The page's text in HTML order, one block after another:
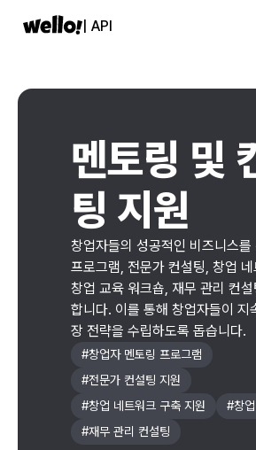
| API
멘토링 및
팅 지원
창업자들의 성공적인 비즈니스를
프로그램, 전문가 컨설팅, 창업
창업 교육 워크숍, 재무 관리 컨
합니다. 이를 통해 창업자들이 지
장 전략을 수립하도록 돕습니다.
#창업자 멘토링 프로그램
#전문가 컨설팅 지원
#창업 네트워크 구축 지원 #창
#재무 관리 컨설팅